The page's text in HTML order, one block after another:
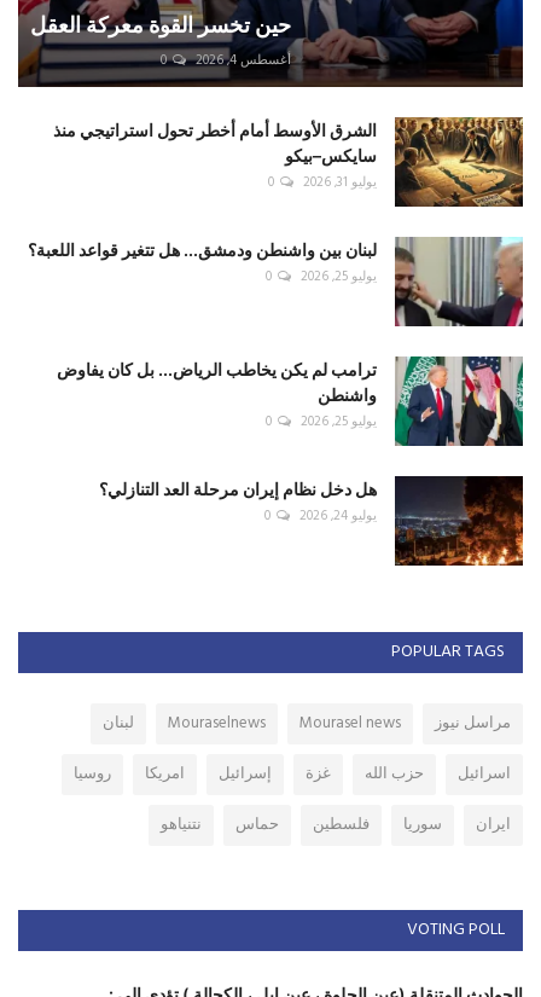
حين تخسر القوة معركة العقل
أغسطس 4, 2026 0
الشرق الأوسط أمام أخطر تحول استراتيجي منذ
سايكس–بيكو
يوليو 31, 2026 0
لبنان بين واشنطن ودمشق... هل تتغير قواعد اللعبة؟
يوليو 25, 2026 0
ترامب لم يكن يخاطب الرياض... بل كان يفاوض
واشنطن
يوليو 25, 2026 0
هل دخل نظام إيران مرحلة العد التنازلي؟
يوليو 24, 2026 0
POPULAR TAGS
مراسل نيوز Mourasel news
Mouraselnews
لبنان
اسرائيل
حزب الله غزة إسرائيل امريكا
روسيا
ايران
سوريا فلسطين حماس نتنياهو
VOTING POLL